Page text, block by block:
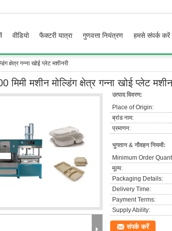
वीडियो फैक्टरी यात्रा गुणवत्ता नियंत्रण हमसे संपर्क करें
क्षेत्र गन्ना खोई प्लेट मशीनरी
मिमी मशीन मोल्डिंग क्षेत्र गन्ना खोई प्लेट
उत्पाद विवरण:
Place of Origin:
ब्रांड नाम:
प्रमाणन:
भुगतान & नौवहन नियमों:
Minimum Order
मूल्य:
Packaging Details:
Delivery Time:
Payment Terms:
Supply Ability:
संपर्क करें